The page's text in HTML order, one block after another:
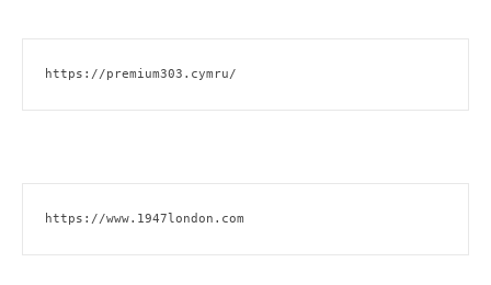
https://premium303.cymru/
https://www.1947london.com